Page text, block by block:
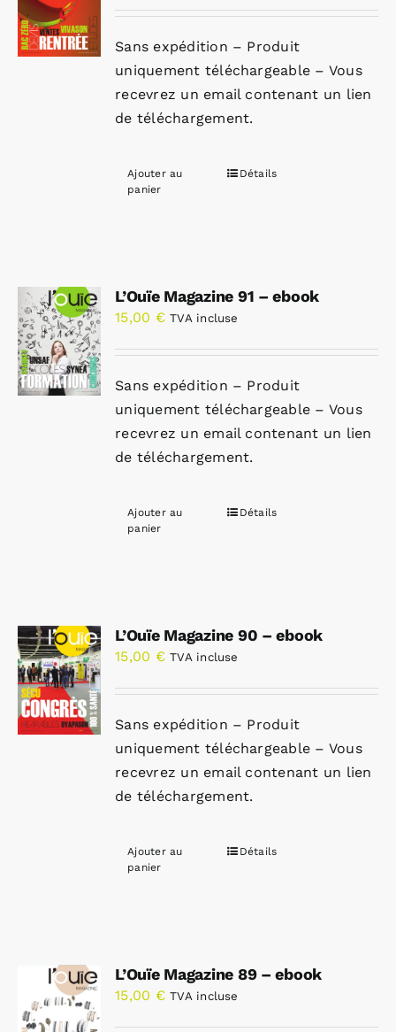
Sans expédition – Produit
uniquement téléchargeable – Vous
recevrez un email contenant un lien
de téléchargement.
Ajouter au
panier
Détails
L’Ouïe Magazine 91 – ebook
15,00 € TVA incluse
Sans expédition – Produit
uniquement téléchargeable – Vous
recevrez un email contenant un lien
de téléchargement.
Ajouter au
panier
Détails
L’Ouïe Magazine 90 – ebook
15,00 € TVA incluse
Sans expédition – Produit
uniquement téléchargeable – Vous
recevrez un email contenant un lien
de téléchargement.
Ajouter au
panier
Détails
L’Ouïe Magazine 89 – ebook
15,00 € TVA incluse